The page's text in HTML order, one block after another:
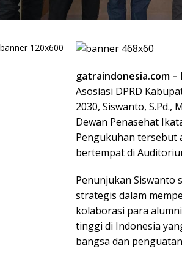
gatraindonesia.com –
Asosiasi DPRD
2030, Siswanto, S.Pd.,
Dewan Penasehat
Pengukuhan tersebut
bertempat di
Penunjukan Siswanto
strategis dalam
kolaborasi para
tinggi di Indonesia
bangsa dan